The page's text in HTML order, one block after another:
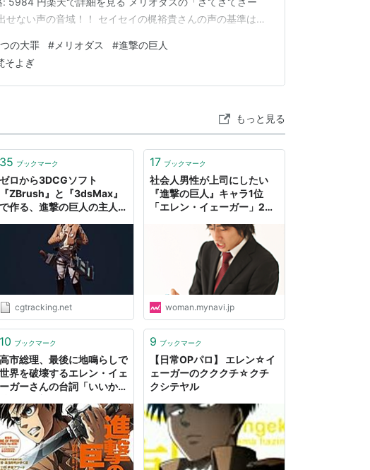
せない声の音域！！ セイセイの梶裕貴さんの声の基準は
のイメージ ささやき声だと「ハイキュー!!」孤爪研磨役
の大罪 # メリオダス #進撃の巨人
そよぎ
もっと見る
35 ブックマーク
ゼロから3DCGソフト
『ZBrush』と『3dsMax』
で作る、進撃の巨人の主人公
工程のメイキング動画約3時
間半！実際にUE4上で動いて
いる動画もあり | CGトラッ
キング 世界のCGニュースを
cgtracking.net
17 ブックマーク
社会人男性が上司にしたい
『進撃の巨人』キャラ1位
「エレン・イェーガー」2位
woman.mynavi.jp
10 ブックマーク
高市総理、最後に地鳴らしで
世界を破壊するエレン・イェ
ーガーさんの台詞「いいから
引用して日本への投資をア
ピール : 市況かぶ全力２階建
9 ブックマーク
【日常OPパロ】 エレン☆イ
ェーガーのクククチ☆クチ
クシテヤル